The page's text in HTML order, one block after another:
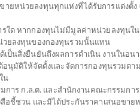
ยหน่วยลงทุนทุกแห่งที่ได้รับการแต่งตั้ง
ใด หากกองทุนไม่มีมูลค่าหน่วยลงทุนใ
ยลงทุนของกองทุนรวมนั้นแทน
ป็นสิ่งยืนยันถึงผลการดำเนิน งานในอน
นุมัติให้จัดตั้งและจัดการกองทุนรวมตา
น
การ ก.ล.ต. และสำนักงานคณะกรรมกา
อชี้ชวน และมิได้ประกันราคาเสนอขาย